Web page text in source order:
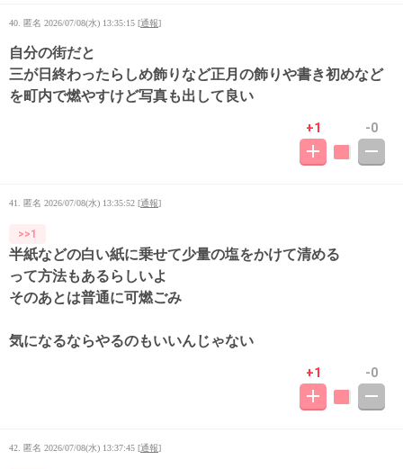
40. 匿名 2026/07/08(水) 13:35:15 [通報]
自分の街だと
三が日終わったらしめ飾りなど正月の飾りや書き初めなど
を町内で燃やすけど写真も出して良い
+1 -0
41. 匿名 2026/07/08(水) 13:35:52 [通報]
>>1
半紙などの白い紙に乗せて少量の塩をかけて清める
って方法もあるらしいよ
そのあとは普通に可燃ごみ
気になるならやるのもいいんじゃない
+1 -0
42. 匿名 2026/07/08(水) 13:37:45 [通報]